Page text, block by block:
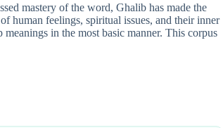
mastery of the word, Ghalib has made the
human feelings, spiritual issues, and their inner
in the most basic manner. This corpus